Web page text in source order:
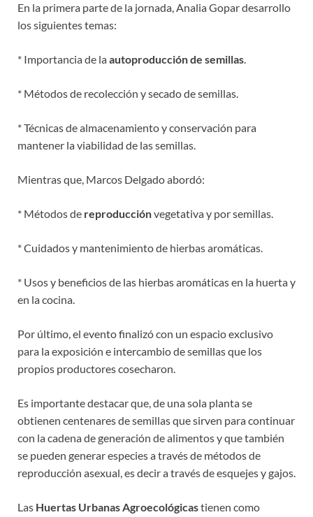
En la primera parte de la jornada, Analia Gopar desarrollo
los siguientes temas:
* Importancia de laautoproducción de semillas.
* Métodos de recolección y secado de semillas.
* Técnicas de almacenamiento y conservación para
mantener la viabilidad de las semillas.
Mientras que, Marcos Delgado abordó:
* Métodos de reproducciónvegetativa y por semillas.
* Cuidados y mantenimiento de hierbas aromáticas.
* Usos y beneficios de las hierbas aromáticas en la huerta y
en la cocina.
Por último, el evento finalizó con un espacio exclusivo
para la exposición e intercambio de semillas que los
propios productores cosecharon.
Es importante destacar que, de una sola planta se
obtienen centenares de semillas que sirven para continuar
con la cadena de generación de alimentos y que también
se pueden generar especies a través de métodos de
reproducción asexual, es decir a través de esquejes y gajos.
Las Huertas Urbanas Agroecológicastienen como